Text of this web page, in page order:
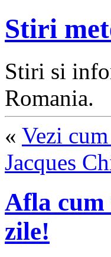
Stiri
Stiri si
Romania.
« Vezi
Jacques
Afla cum
zile!